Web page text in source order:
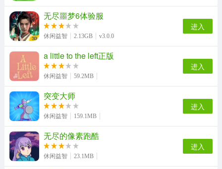
无尽噩梦6体验服
休闲益智 2.13GB v3.0.0
进入
a little to the left正版
休闲益智 59.2MB
进入
突变大师
休闲益智 159.1MB
进入
无尽的像素跑酷
休闲益智 23.1MB
进入